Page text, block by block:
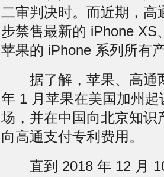
二审判决时。而近期，高
步禁售最新的 iPhone
苹果的 iPhone 系列所有
据了解，苹果、高通
年 1 月苹果在美国加州
场，并在中国向北京知识
向高通支付专利费用。
直到 2018 年 12 月 10